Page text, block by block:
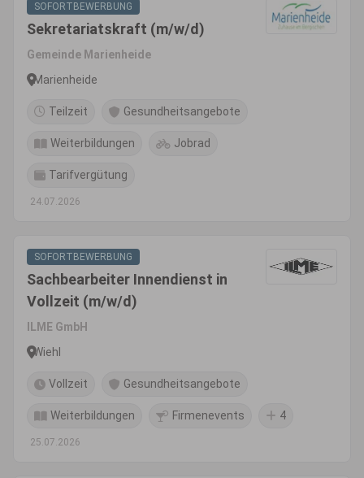
SOFORTBEWERBUNG
Sekretariatskraft (m/w/d)
Gemeinde Marienheide
Marienheide
Teilzeit Gesundheitsangebote
Weiterbildungen Jobrad
Tarifvergütung
24.07.2026
SOFORTBEWERBUNG
Sachbearbeiter Innendienst in
Vollzeit (m/w/d)
ILME GmbH
Wiehl
Vollzeit Gesundheitsangebote
Weiterbildungen Firmenevents 4
25.07.2026